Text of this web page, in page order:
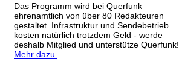
Das Programm wird bei Querfunk
ehrenamtlich von über 80 Redakteuren
gestaltet. Infrastruktur und Sendebetrieb
kosten natürlich trotzdem Geld - werde
deshalb Mitglied und unterstütze Querfunk!
Mehr dazu.